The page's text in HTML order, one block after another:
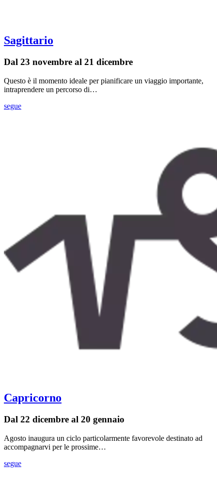
Sagittario
Dal 23 novembre al 21 dicembre
Questo è il momento ideale per pianificare un viaggio importante,
intraprendere un percorso di…
segue
Capricorno
Dal 22 dicembre al 20 gennaio
Agosto inaugura un ciclo particolarmente favorevole destinato ad
accompagnarvi per le prossime…
segue